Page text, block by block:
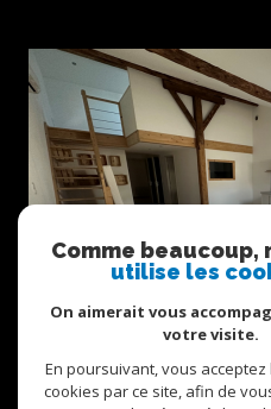
Comme beaucoup,
utilise les
On aimerait vous
votre visite.
En poursuivant, vous
cookies par ce site, afin de